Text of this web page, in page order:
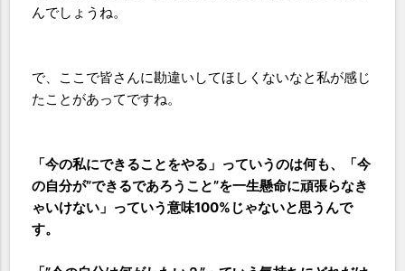
んでしょうね。
で、ここで皆さんに勘違いしてほしくないなと私が感じ
たことがあってですね。
「今の私にできることをやる」っていうのは何も、「今
の自分が”できるであろうこと”を一生懸命に頑張らなき
ゃいけない」っていう意味100%じゃないと思うんで
す。